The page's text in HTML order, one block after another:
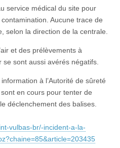
service médical du site pour
Aucune trace de
selon la direction de la centrale.
et des prélèvements à
se sont aussi avérés négatifs.
à l’Autorité de sûreté
en cours pour tenter de
déclenchement des balises.
vulbas-br/-incident-a-la-